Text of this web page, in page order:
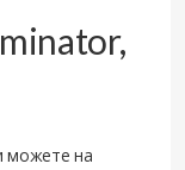
можете на